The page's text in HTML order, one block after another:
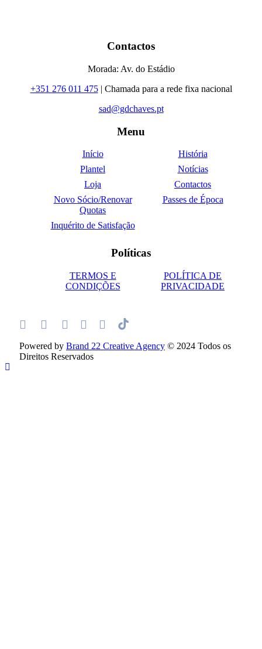
Contactos
Morada: Av. do Estádio
+351 276 011 475| Chamada para a rede fixa nacional
sad@gdchaves.pt
Menu
Início
História
Plantel
Notícias
Loja
Contactos
Novo Sócio/Renovar
Quotas
Passes de Época
Inquérito de Satisfação
Políticas
TERMOS E
CONDIÇÕES
POLÍTICA DE
PRIVACIDADE
Powered by Brand 22 Creative Agency © 2024 Todos os
Direitos Reservados